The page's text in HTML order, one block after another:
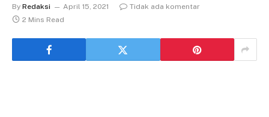
By Redaksi April 15, 2021
Tidak ada komentar
2 Mins Read